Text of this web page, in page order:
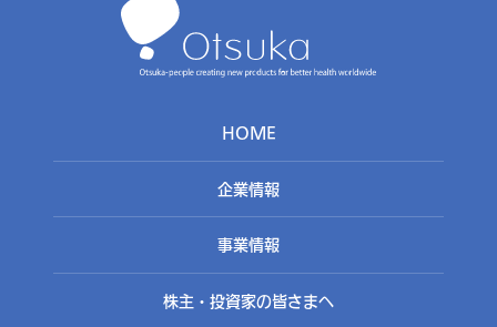
HOME
企業情報
事業情報
株主・投資家の皆さまへ